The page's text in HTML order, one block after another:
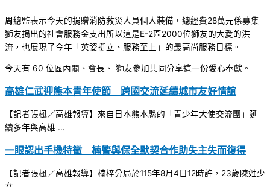
周總監表示今天的捐贈消防救災人員個人裝備，總經費28萬元係募集
獅友捐出的社會服務金支出所以這是E-2區2000位獅友的大愛的洪
流，也展現了今年「英姿挺立、服務至上」的最高尚服務目標。
今天有 60 位區內閣、會長、 獅友參加共同分享這一份愛心奉獻。
高雄仁武迎熊本青年使節 跨國交流延續城市友好情誼
【記者張楓／高雄報導】來自日本熊本縣的「青少年大使交流團」延
續多年與高雄 ...
一眼認出手機特徵 楠警與保全默契合作助失主失而復得
【記者張楓／高雄報導】楠梓分局於115年8月4日12時許，23歲陳姓少